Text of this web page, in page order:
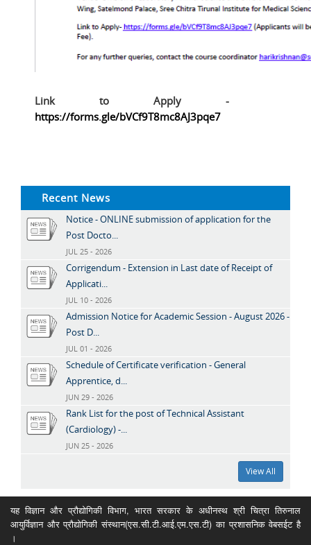
Link to Apply -
https://forms.gle/bVCf9T8mc8AJ3pqe7
Recent News
Notice - ONLINE submission of application for the
Post Docto...
JUL 25 - 2026
Corrigendum - Extension in Last date of Receipt of
Applicati...
JUL 10 - 2026
Admission Notice for Academic Session - August 2026 -
Post D...
JUL 01 - 2026
Schedule of Certificate verification - General
Apprentice, d...
JUN 29 - 2026
Rank List for the post of Technical Assistant
(Cardiology) -...
JUN 25 - 2026
View All
यह विज्ञान और प्रौद्योगिकी विभाग, भारत सरकार के अधीनस्थ श्री चित्रा तिरुनाल
आयुर्विज्ञान और प्रौद्योगिकी संस्थान(एस.सी.टी.आई.एम.एस.टी) का प्रशासनिक वेबसईट है
।